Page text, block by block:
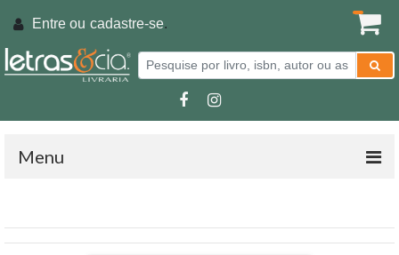
Entre ou cadastre-se.
Menu